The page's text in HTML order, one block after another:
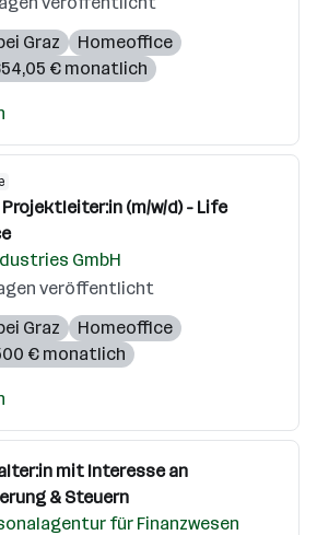
Graz
Homeoffice
€ monatlich
(m/w/d) - Life
GmbH
veröffentlicht
Graz
Homeoffice
€ monatlich
mit Interesse an
& Steuern
für Finanzwesen